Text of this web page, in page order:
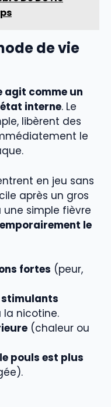
de vie
agit comme un
interne. Le
libèrent des
le
en jeu sans
après un gros
simple fièvre
le
fortes (peur,
stimulants
nicotine.
(chaleur ou
le pouls est plus